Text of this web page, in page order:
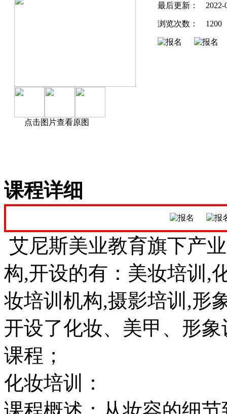
点击图片查看原图
最后更新： 2022-
浏览次数： 1200
课程详细
艾尼斯美业教育旗下产
构,开设的有：美妆培训,
妆培训机构,摄影培训,形
开设了化妆、美甲、形
课程；
化妆培训：